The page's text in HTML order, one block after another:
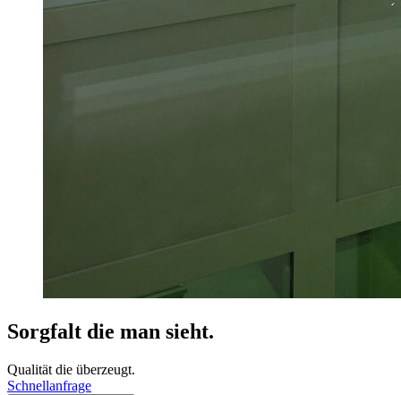
Sorgfalt die man sieht.
Qualität die überzeugt.
Schnellanfrage